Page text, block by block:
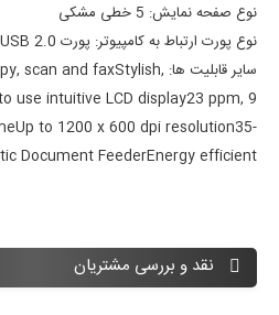
نوع صفحه نمايش: 5 خطی مشکی
نوع پورت ارتباط به کامپيوتر: پورت USB 2.0
ساير قابليت ها:
scan and faxStylish,
use intuitive LCD display23 ppm, 9
Up to 1200 x 600 dpi resolution35-
Document FeederEnergy efficient
نقد و بررسی مشتریان